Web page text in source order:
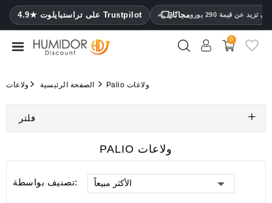
4.9★ على تراستبايلوت Trustpilot مجانًا عن قيمة 290 يورو CATEGORY
مرطب
ترطيب
محافظ
سيجار
ولاعات
مقصات
0
الصفحة الرئيسية ولاعات Palio ولاعات
فلتر
PALIO ولاعات
تصنيف بواسطة: الأكثر مبيعاً